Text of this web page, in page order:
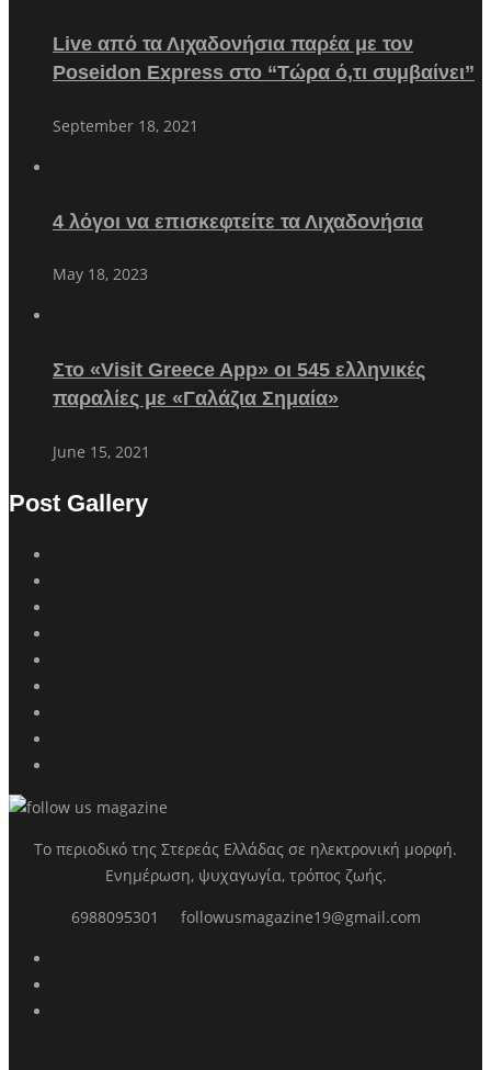
Live από τα Λιχαδονήσια παρέα με τον
Poseidon Express στο “Τώρα ό,τι συμβαίνει”
September 18, 2021
4 λόγοι να επισκεφτείτε τα Λιχαδονήσια
May 18, 2023
Στο «Visit Greece App» οι 545 ελληνικές
παραλίες με «Γαλάζια Σημαία»
June 15, 2021
Post Gallery
Το περιοδικό της Στερεάς Ελλάδας σε ηλεκτρονική μορφή.
Ενημέρωση, ψυχαγωγία, τρόπος ζωής.
6988095301 followusmagazine19@gmail.com